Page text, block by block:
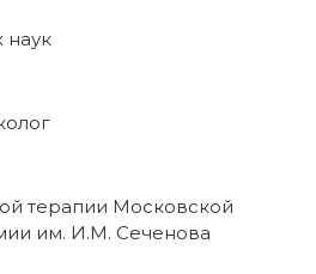
наук
терапии Московской
им. И.М. Сеченова